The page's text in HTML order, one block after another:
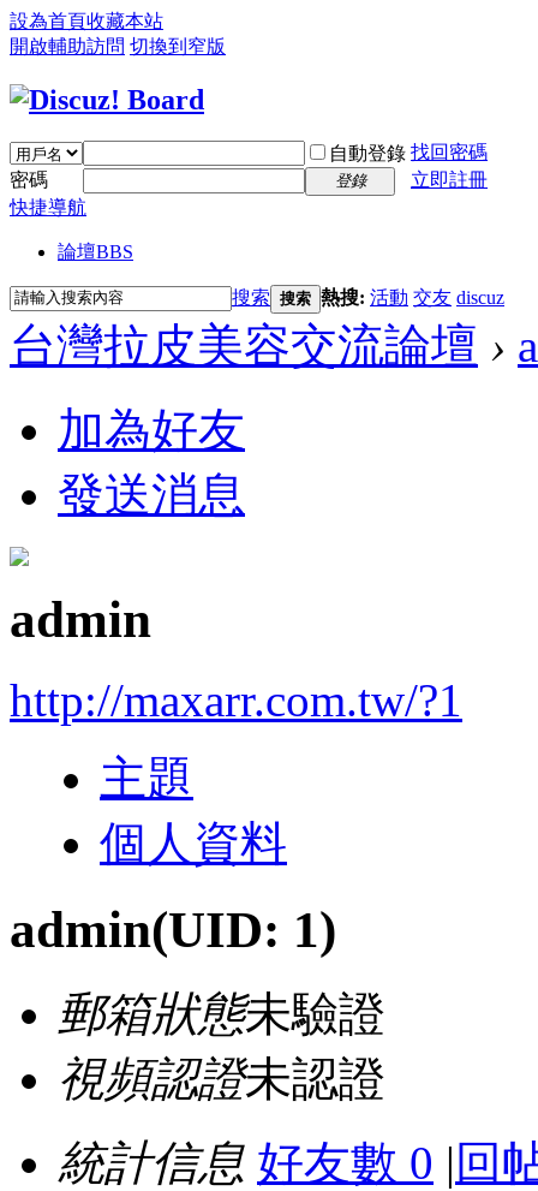
設為首頁收藏本站
開啟輔助訪問 切換到窄版
自動登錄 找回密碼
密碼
登錄
立即註冊
快捷導航
論壇BBS
搜索 搜索 熱搜: 活動 交友 discuz
台灣拉皮美容交流論壇 ›
加為好友
發送消息
admin
http://maxarr.com.tw/?1
主題
個人資料
admin(UID: 1)
郵箱狀態未驗證
視頻認證未認證
統計信息 好友數 0 | 回